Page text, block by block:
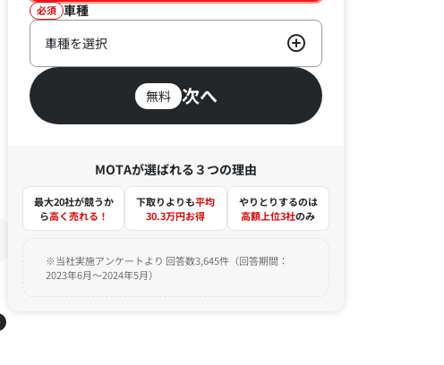
必須 車種
車種を選択
無料 次へ
MOTAが選ばれる３つの理由
最大20社が競うか
ら高く売れる！
下取りよりも平均
30.3万円お得
やりとりするのは
高額上位3社のみ
※当社実施アンケートより 回答数3,645件（回答期間：
2023年6月～2024年5月）